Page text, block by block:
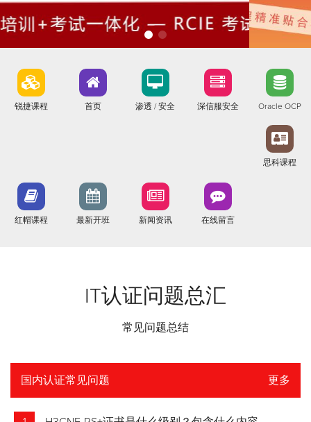
锐捷课程 首页 渗透 / 安全 深信服安全 Oracle OCP
思科课程
红帽课程 最新开班 新闻资讯 在线留言
IT认证问题总汇
常见问题总结
国内认证常见问题 更多